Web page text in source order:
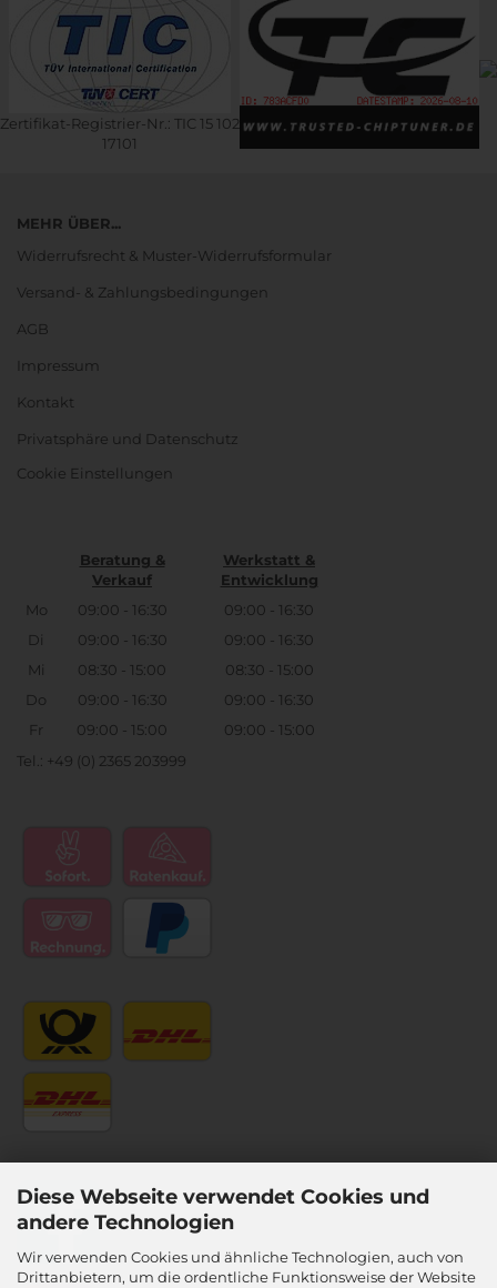
Diese Webseite verwendet Cookies und
andere Technologien
Wir verwenden Cookies und ähnliche Technologien, auch von
Drittanbietern, um die ordentliche Funktionsweise der Website
Zertifikat-Registrier-Nr.: TIC 15 102
17101
MEHR ÜBER...
Widerrufsrecht & Muster-Widerrufsformular
Versand- & Zahlungsbedingungen
AGB
Impressum
Kontakt
Privatsphäre und Datenschutz
Cookie Einstellungen
Beratung &
Verkauf
Werkstatt &
Entwicklung
Mo
09:00 - 16:30
09:00 - 16:30
Di
09:00 - 16:30
09:00 - 16:30
Mi
08:30 - 15:00
08:30 - 15:00
Do
09:00 - 16:30
09:00 - 16:30
Fr
09:00 - 15:00
09:00 - 15:00
Tel.: +49 (0) 2365 203999